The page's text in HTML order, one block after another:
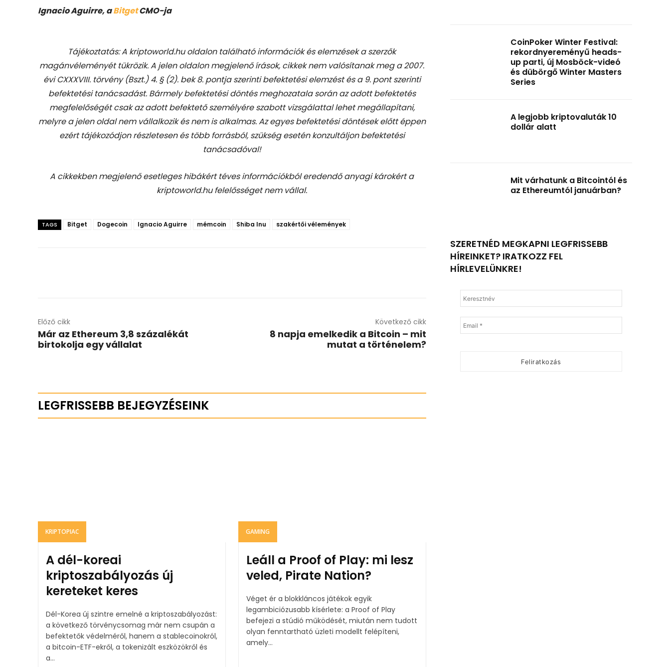
Ignacio Aguirre, aBitgetCMO-ja
Tájékoztatás: A kriptoworld.hu oldalon található információk és elemzések a szerzők
magánvéleményét tükrözik. A jelen oldalon megjelenő írások, cikkek nem valósítanak meg a 2007.
évi CXXXVIII. törvény (Bszt.) 4. § (2). bek 8. pontja szerinti befektetési elemzést és a 9. pont szerinti
befektetési tanácsadást. Bármely befektetési döntés meghozatala során az adott befektetés
megfelelőségét csak az adott befektető személyére szabott vizsgálattal lehet megállapítani,
melyre a jelen oldal nem vállalkozik és nem is alkalmas. Az egyes befektetési döntések előtt éppen
ezért tájékozódjon részletesen és több forrásból, szükség esetén konzultáljon befektetési
tanácsadóval!
A cikkekben megjelenő esetleges hibákért téves információkból eredendő anyagi károkért a
kriptoworld.hu felelősséget nem vállal.
TAGS Bitget Dogecoin Ignacio Aguirre mémcoin Shiba Inu szakértői vélemények
Előző cikk
Már az Ethereum 3,8 százalékát
birtokolja egy vállalat
Következő cikk
8 napja emelkedik a Bitcoin – mit
mutat a történelem?
LEGFRISSEBB BEJEGYZÉSEINK
KRIPTOPIAC
A dél-koreai
kriptoszabályozás új
kereteket keres
Dél-Korea új szintre emelné a kriptoszabályozást:
a következő törvénycsomag már nem csupán a
befektetők védelméről, hanem a stablecoinokról,
a bitcoin-ETF-ekről, a tokenizált eszközökről és
a...
GAMING
Leáll a Proof of Play: mi lesz
veled, Pirate Nation?
Véget ér a blokkláncos játékok egyik
legambiciózusabb kísérlete: a Proof of Play
befejezi a stúdió működését, miután nem tudott
olyan fenntartható üzleti modellt felépíteni,
amely...
CoinPoker Winter Festival:
rekordnyereményű heads-
up parti, új Mosböck-videó
és dübörgő Winter Masters
Series
A legjobb kriptovaluták 10
dollár alatt
Mit várhatunk a Bitcointól és
az Ethereumtól januárban?
SZERETNÉD MEGKAPNI LEGFRISSEBB
HÍREINKET? IRATKOZZ FEL
HÍRLEVELÜNKRE!